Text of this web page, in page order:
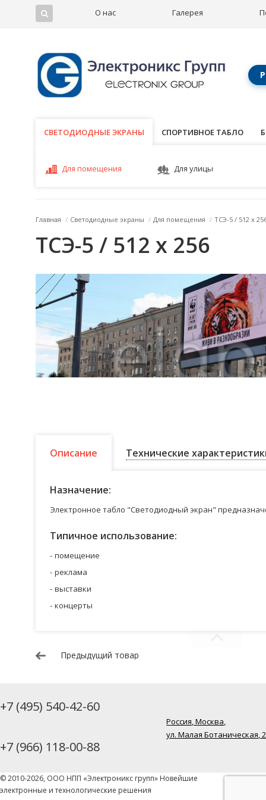
О нас Галерея
СВЕТОДИОДНЫЕ ЭКРАНЫ
СВЕТОДИОДНЫЕ ЭКРАНЫ СПОРТИВНОЕ ТАБЛО
Для помещения Для улицы
Главная / Светодиодные экраны / Для помещения / ТСЭ-5 / 512 x
ТСЭ-5 / 512 x 256
Описание Технические
Назначение:
Электронное табло "Светодиодный экран"
Типичное использование:
помещение
реклама
выставки
концерты
Предыдущий товар
+7 (495) 540-42-60
+7 (966) 118-00-88
Россия, Москва,
ул. Малая Ботаническая,
© 2010-2026, ООО НПП «Электроникс групп» Новейшие
электронные и технологические решения